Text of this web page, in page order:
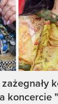
koncercie